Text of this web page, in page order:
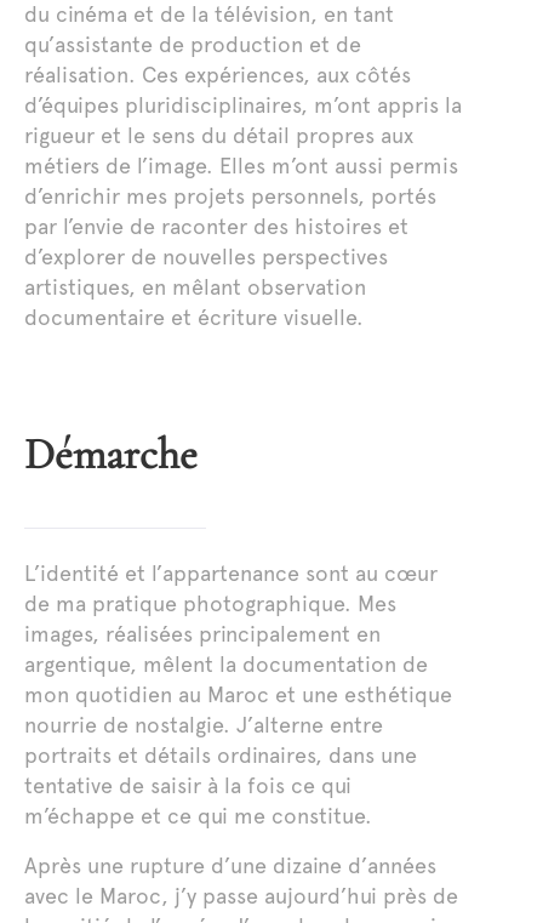
du cinéma et de la télévision, en tant
qu’assistante de production et de
réalisation. Ces expériences, aux côtés
d’équipes pluridisciplinaires, m’ont appris la
rigueur et le sens du détail propres aux
métiers de l’image. Elles m’ont aussi permis
d’enrichir mes projets personnels, portés
par l’envie de raconter des histoires et
d’explorer de nouvelles perspectives
artistiques, en mêlant observation
documentaire et écriture visuelle.
Démarche
L’identité et l’appartenance sont au cœur
de ma pratique photographique. Mes
images, réalisées principalement en
argentique, mêlent la documentation de
mon quotidien au Maroc et une esthétique
nourrie de nostalgie. J’alterne entre
portraits et détails ordinaires, dans une
tentative de saisir à la fois ce qui
m’échappe et ce qui me constitue.
Après une rupture d’une dizaine d’années
avec le Maroc, j’y passe aujourd’hui près de